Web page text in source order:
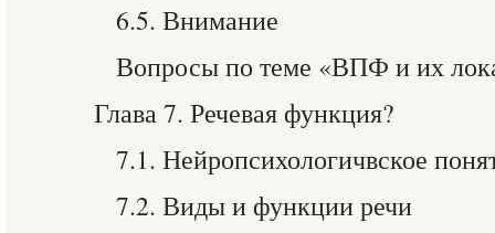
6.5. Внимание
Вопросы по теме «ВПФ и их
Глава 7. Речевая функция?
7.1. Нейропсихологичвское
7.2. Виды и функции речи